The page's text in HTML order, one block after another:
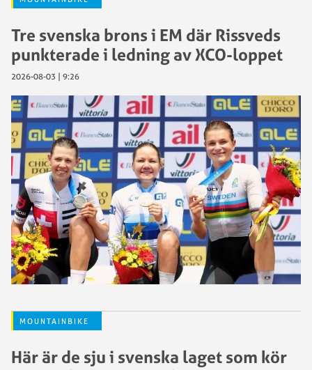
Tre svenska brons i EM där Rissveds
punkterade i ledning av XCO-loppet
2026-08-03 | 9:26
MOUNTAINBIKE
Här är de sju i svenska laget som kör